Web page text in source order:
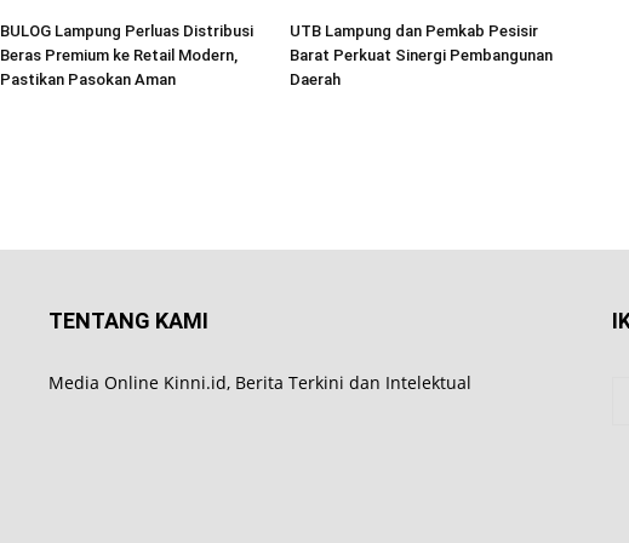
BULOG Lampung Perluas Distribusi
Beras Premium ke Retail Modern,
Pastikan Pasokan Aman
UTB Lampung dan Pemkab Pesisir
Barat Perkuat Sinergi Pembangunan
Daerah
TENTANG KAMI
Media Online Kinni.id, Berita Terkini dan Intelektual